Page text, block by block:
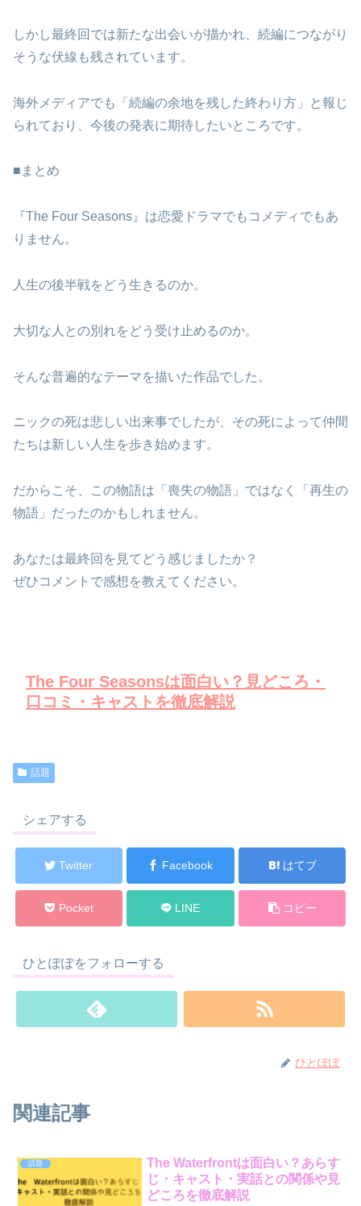
しかし最終回では新たな出会いが描かれ、続編につながり
そうな伏線も残されています。
海外メディアでも「続編の余地を残した終わり方」と報じ
られており、今後の発表に期待したいところです。
■まとめ
『The Four Seasons』は恋愛ドラマでもコメディでもあ
りません。
人生の後半戦をどう生きるのか。
大切な人との別れをどう受け止めるのか。
そんな普遍的なテーマを描いた作品でした。
ニックの死は悲しい出来事でしたが、その死によって仲間
たちは新しい人生を歩き始めます。
だからこそ、この物語は「喪失の物語」ではなく「再生の
物語」だったのかもしれません。
あなたは最終回を見てどう感じましたか？
ぜひコメントで感想を教えてください。
The Four Seasonsは面白い？見どころ・
口コミ・キャストを徹底解説
話題
シェアする
Twitter Facebook はてブ
Pocket LINE コピー
ひとぽぽをフォローする
ひとぽぽ
関連記事
話題
The Waterfrontは面白い？あらす
じ・キャスト・実話との関係や見
どころを徹底解説